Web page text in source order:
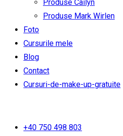
Produse Cailyn
Produse Mark Wirlen
Foto
Cursurile mele
Blog
Contact
Cursuri-de-make-up-gratuite
+40 750 498 803